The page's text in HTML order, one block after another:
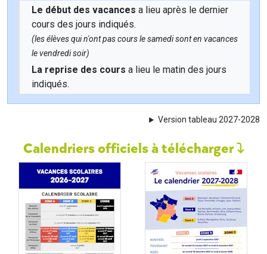
Le début des vacances a lieu après le dernier
cours des jours indiqués.
(les élèves qui n'ont pas cours le samedi sont en vacances
le vendredi soir)
La reprise des cours a lieu le matin des jours
indiqués.
Version tableau 2027-2028
Calendriers officiels à télécharger